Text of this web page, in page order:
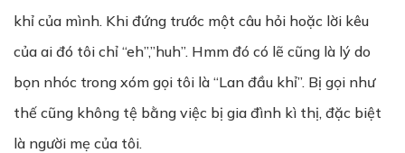
khỉ của mình. Khi đứng trước một câu hỏi hoặc lời kêu
của ai đó tôi chỉ “eh”,”huh”. Hmm đó có lẽ cũng là lý do
bọn nhóc trong xóm gọi tôi là “Lan đầu khỉ”. Bị gọi như
thế cũng không tệ bằng việc bị gia đình kì thị, đặc biệt
là người mẹ của tôi.